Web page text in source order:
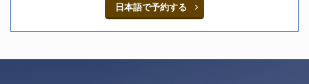
日本語で予約する